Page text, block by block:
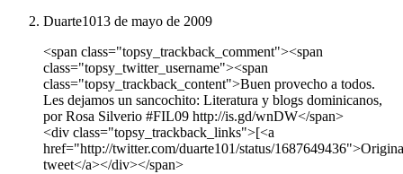
Duarte1013 de mayo de 2009
<span class="topsy_trackback_comment"><span
class="topsy_twitter_username"><span
class="topsy_trackback_content">Buen provecho a todos.
Les dejamos un sancochito: Literatura y blogs dominicanos,
por Rosa Silverio #FIL09 http://is.gd/wnDW</span>
<div class="topsy_trackback_links">[<a
href="http://twitter.com/duarte101/status/
tweet</a></div></span>